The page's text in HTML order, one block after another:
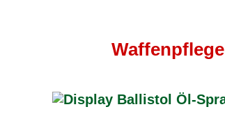
Waffenpflege